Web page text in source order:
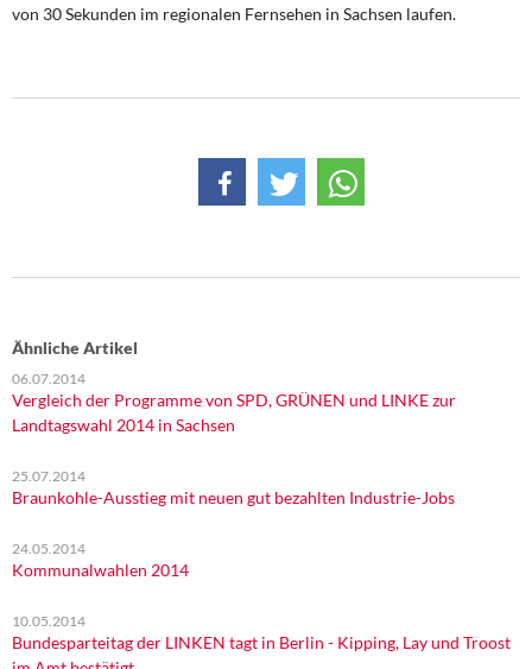
von 30 Sekunden im regionalen Fernsehen in Sachsen laufen.
Ähnliche Artikel
06.07.2014
Vergleich der Programme von SPD, GRÜNEN und LINKE zur
Landtagswahl 2014 in Sachsen
25.07.2014
Braunkohle-Ausstieg mit neuen gut bezahlten Industrie-Jobs
24.05.2014
Kommunalwahlen 2014
10.05.2014
Bundesparteitag der LINKEN tagt in Berlin - Kipping, Lay und Troost